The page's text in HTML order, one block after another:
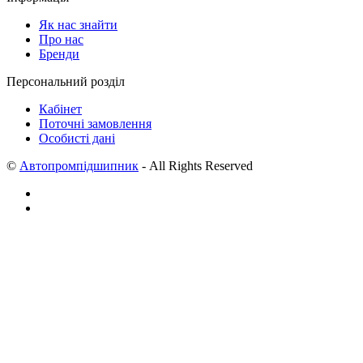
Як нас знайти
Про нас
Бренди
Персональний розділ
Кабінет
Поточні замовлення
Особисті дані
© Автопромпідшипник - All Rights Reserved